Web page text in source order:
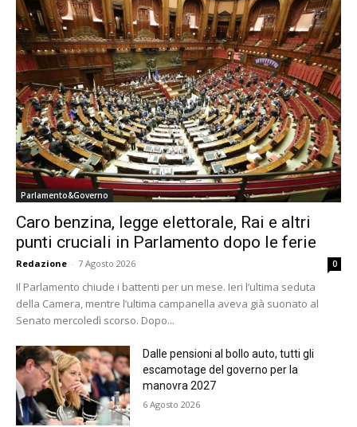
Parlamento&Governo
Caro benzina, legge elettorale, Rai e altri
punti cruciali in Parlamento dopo le ferie
Redazione - 7 Agosto 2026 0
Il Parlamento chiude i battenti per un mese. Ieri l’ultima seduta
della Camera, mentre l’ultima campanella aveva già suonato al
Senato mercoledì scorso. Dopo...
Dalle pensioni al bollo auto, tutti gli
escamotage del governo per la
manovra 2027
6 Agosto 2026